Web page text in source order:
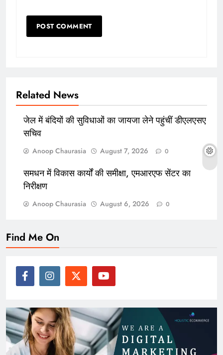
Related News
जेल में बंदियों की सुविधाओं का जायजा लेने पहुंचीं डीएलएसए
सचिव
Anoop Chaurasia August 7, 2026 0
समधन में विकास कार्यों की समीक्षा, एमआरएफ सेंटर का
निरीक्षण
Anoop Chaurasia August 6, 2026 0
Find Me On